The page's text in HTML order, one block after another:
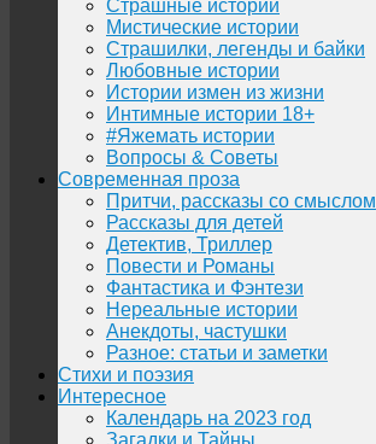
Страшные истории
Мистические истории
Страшилки, легенды и байки
Любовные истории
Истории измен из жизни
Интимные истории 18+
#Яжемать истории
Вопросы & Советы
Современная проза
Притчи, рассказы со смыслом
Рассказы для детей
Детектив, Триллер
Повести и Романы
Фантастика и Фэнтези
Нереальные истории
Анекдоты, частушки
Разное: статьи и заметки
Стихи и поэзия
Интересное
Календарь на 2023 год
Загадки и Тайны